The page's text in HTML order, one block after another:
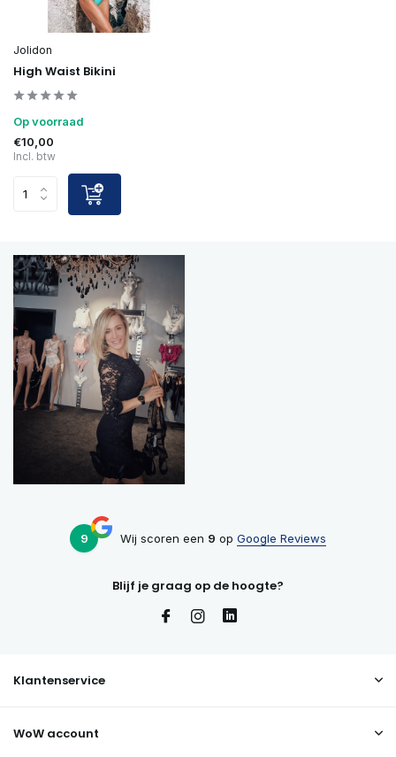
Jolidon
High Waist Bikini
Op voorraad
€10,00
Incl. btw
9 Wij scoren een 9 op Google Reviews
Blijf je graag op de hoogte?
Klantenservice
WoW account